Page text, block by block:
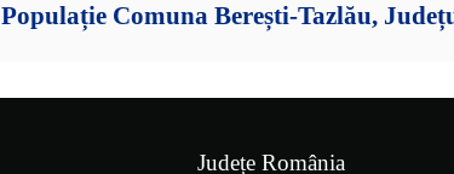
Populație Comuna Berești-Tazlău,
Județe România